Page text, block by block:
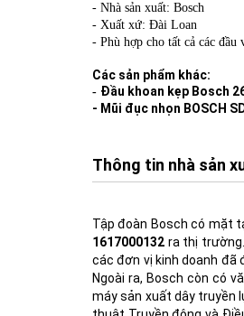
- Nhà sản xuất: Bosch
- Xuất xứ: Đài Loan
- Phù hợp cho tất cả các đầu
Các sản phẩm khác:
- Đầu khoan kẹp Bosch
- Mũi đục nhọn BOSCH
Thông tin nhà sản
Tập đoàn Bosch có mặt
1617000132 ra thị
các đơn vị kinh doanh đã
Ngoài ra, Bosch còn có
máy sản xuất dây truyền